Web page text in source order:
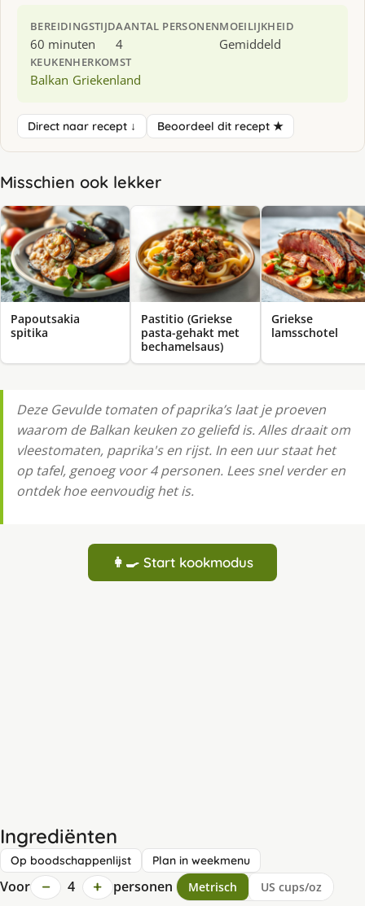
BEREIDINGSTIJD
60 minuten
AANTAL PERSONEN
4
MOEILIJKHEID
Gemiddeld
KEUKEN
Balkan
HERKOMST
Griekenland
Direct naar recept ↓ Beoordeel dit recept ★
Misschien ook lekker
Papoutsakia
spitika
Pastitio (Griekse
pasta-gehakt met
bechamelsaus)
Griekse
lamsschotel
Deze Gevulde tomaten of paprika’s laat je proeven
waarom de Balkan keuken zo geliefd is. Alles draait om
vleestomaten, paprika's en rijst. In een uur staat het
op tafel, genoeg voor 4 personen. Lees snel verder en
ontdek hoe eenvoudig het is.
👩‍🍳 Start kookmodus
Ingrediënten
Op boodschappenlijst Plan in weekmenu
Voor − 4 + personen Metrisch US cups/oz